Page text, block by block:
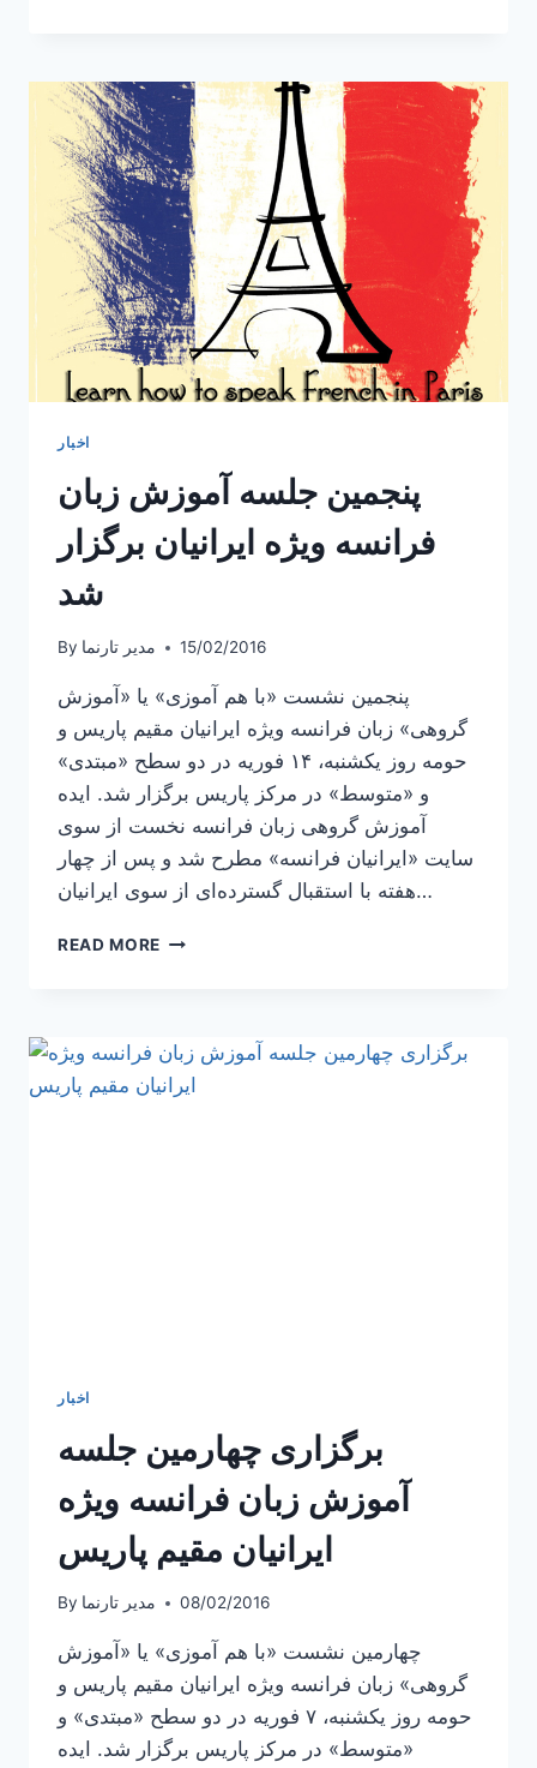
به
زبان
فرانسه
اخبار
پنجمین جلسه آموزش زبان
فرانسه ویژه ایرانیان برگزار
شد
By مدیر تارنما 15/02/2016
پنجمین نشست «با هم آموزی» یا «آموزش
گروهی» زبان فرانسه ویژه ایرانیان مقیم پاریس و
حومه روز یکشنبه، ۱۴ فوریه در دو سطح «مبتدی»
و «متوسط» در مرکز پاریس برگزار شد. ایده
آموزش گروهی زبان فرانسه نخست از سوی
سایت «ایرانیان فرانسه» مطرح شد و پس از چهار
هفته با استقبال گسترده‌ای از سوی ایرانیان…
READ MORE پنجمین
ویژه
ایرانیان
اخبار
برگزاری چهارمین جلسه
آموزش زبان فرانسه ویژه
ایرانیان مقیم پاریس
By مدیر تارنما 08/02/2016
چهارمین نشست «با هم آموزی» یا «آموزش
گروهی» زبان فرانسه ویژه ایرانیان مقیم پاریس و
حومه روز یکشنبه، ۷ فوریه در دو سطح «مبتدی» و
«متوسط» در مرکز پاریس برگزار شد. ایده